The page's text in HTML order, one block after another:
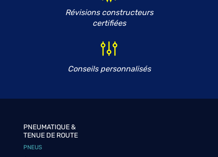
Révisions constructeurs
certifiées
Conseils personnalisés
PNEUMATIQUE &
TENUE DE ROUTE
PNEUS